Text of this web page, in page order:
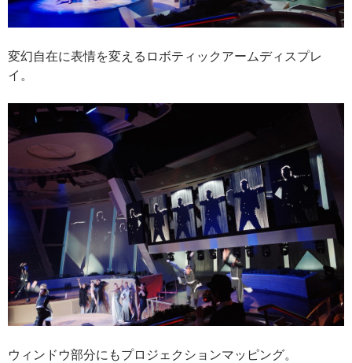
変幻自在に表情を変えるロボティックアームディスプレ
イ。
ウィンドウ部分にもプロジェクションマッピング。